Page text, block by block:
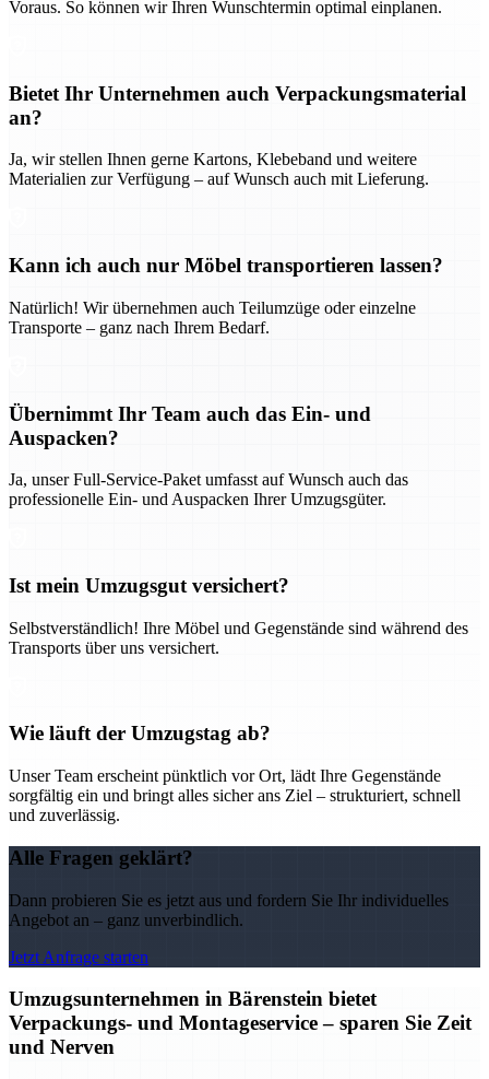
Voraus. So können wir Ihren Wunschtermin optimal einplanen.
Bietet Ihr Unternehmen auch Verpackungsmaterial
an?
Ja, wir stellen Ihnen gerne Kartons, Klebeband und weitere
Materialien zur Verfügung – auf Wunsch auch mit Lieferung.
Kann ich auch nur Möbel transportieren lassen?
Natürlich! Wir übernehmen auch Teilumzüge oder einzelne
Transporte – ganz nach Ihrem Bedarf.
Übernimmt Ihr Team auch das Ein- und
Auspacken?
Ja, unser Full-Service-Paket umfasst auf Wunsch auch das
professionelle Ein- und Auspacken Ihrer Umzugsgüter.
Ist mein Umzugsgut versichert?
Selbstverständlich! Ihre Möbel und Gegenstände sind während des
Transports über uns versichert.
Wie läuft der Umzugstag ab?
Unser Team erscheint pünktlich vor Ort, lädt Ihre Gegenstände
sorgfältig ein und bringt alles sicher ans Ziel – strukturiert, schnell
und zuverlässig.
Alle Fragen geklärt?
Dann probieren Sie es jetzt aus und fordern Sie Ihr individuelles
Angebot an – ganz unverbindlich.
Jetzt Anfrage starten
Umzugsunternehmen in Bärenstein bietet
Verpackungs- und Montageservice – sparen Sie Zeit
und Nerven